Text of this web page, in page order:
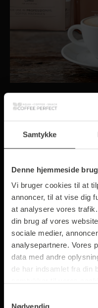
Samtykke
Denne hjemmeside
Vi bruger cookies til at
annoncer, til at vise dig
at analysere vores
din brug af vores
sociale medier,
analysepartnere. Vores
data med andre
de har indsamlet fra din
Nødvendig